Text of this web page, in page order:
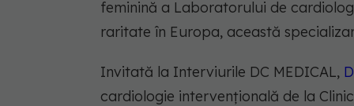
feminină a Laboratorului de
raritate în Europa, această
Invitată la Interviurile DC MEDICAL,
cardiologie intervențională de la